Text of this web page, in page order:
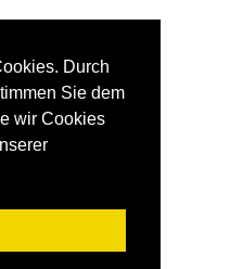
Durch
Sie dem
wir Cookies